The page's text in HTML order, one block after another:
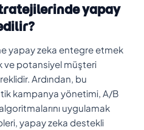
yapay
yapay zeka entegre etmek
ve potansiyel müşteri
Ardından, bu
kampanya yönetimi, A/B
uygulamak
yapay zeka destekli